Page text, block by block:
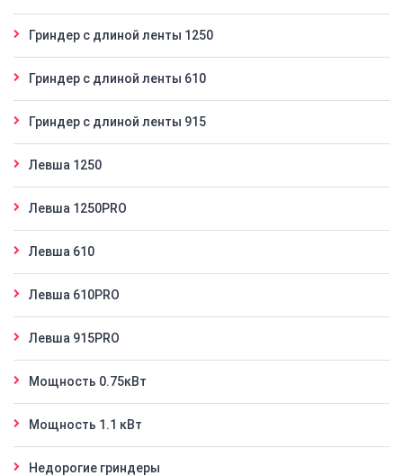
Гриндер с длиной ленты 1250
Гриндер с длиной ленты 610
Гриндер с длиной ленты 915
Левша 1250
Левша 1250PRO
Левша 610
Левша 610PRO
Левша 915PRO
Мощность 0.75кВт
Мощность 1.1 кВт
Недорогие гриндеры